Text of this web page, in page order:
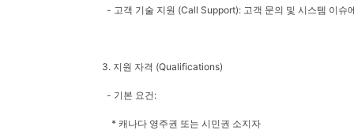
- 고객 기술 지원 (Call Support): 고객 문의 및 시스템 이슈
3. 지원 자격 (Qualifications)
- 기본 요건:
* 캐나다 영주권 또는 시민권 소지자